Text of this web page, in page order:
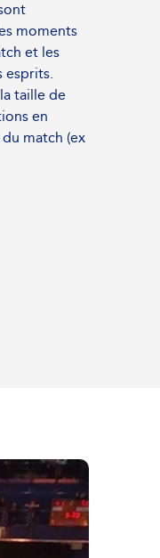
moments
et les
esprits.
taille de
en
match (ex